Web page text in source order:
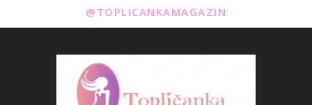
@TOPLICANKAMAGAZIN